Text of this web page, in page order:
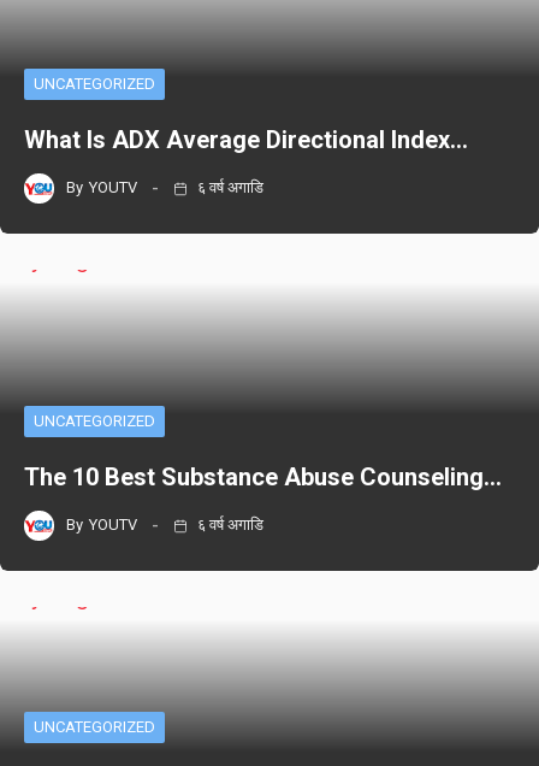
UNCATEGORIZED
What Is ADX Average Directional Index…
By YOUTV ६ वर्ष अगाडि
UNCATEGORIZED
The 10 Best Substance Abuse Counseling…
By YOUTV ६ वर्ष अगाडि
UNCATEGORIZED